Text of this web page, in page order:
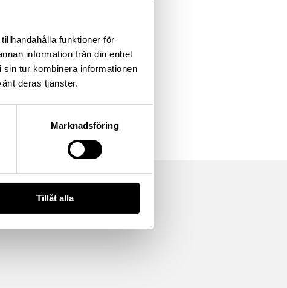
funktioner för
information från din enhet
tur kombinera informationen
deras tjänster.
Marknadsföring
Tillåt alla